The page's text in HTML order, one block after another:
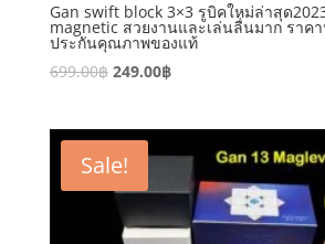
Gan swift block 3×3 รูบิคใหม่ล่าสุด
magnetic สวยงานและเล่นลื่นมาก ราค
ประกันคุณภาพของแท้
699.00฿ 249.00฿
Sale!